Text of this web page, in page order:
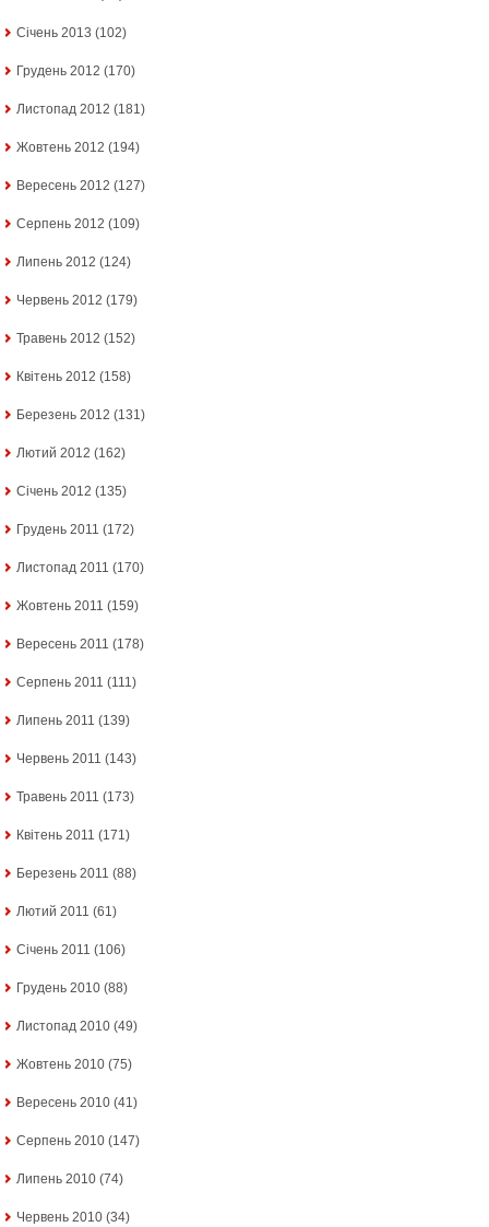
Січень 2013 (102)
Грудень 2012 (170)
Листопад 2012 (181)
Жовтень 2012 (194)
Вересень 2012 (127)
Серпень 2012 (109)
Липень 2012 (124)
Червень 2012 (179)
Травень 2012 (152)
Квітень 2012 (158)
Березень 2012 (131)
Лютий 2012 (162)
Січень 2012 (135)
Грудень 2011 (172)
Листопад 2011 (170)
Жовтень 2011 (159)
Вересень 2011 (178)
Серпень 2011 (111)
Липень 2011 (139)
Червень 2011 (143)
Травень 2011 (173)
Квітень 2011 (171)
Березень 2011 (88)
Лютий 2011 (61)
Січень 2011 (106)
Грудень 2010 (88)
Листопад 2010 (49)
Жовтень 2010 (75)
Вересень 2010 (41)
Серпень 2010 (147)
Липень 2010 (74)
Червень 2010 (34)